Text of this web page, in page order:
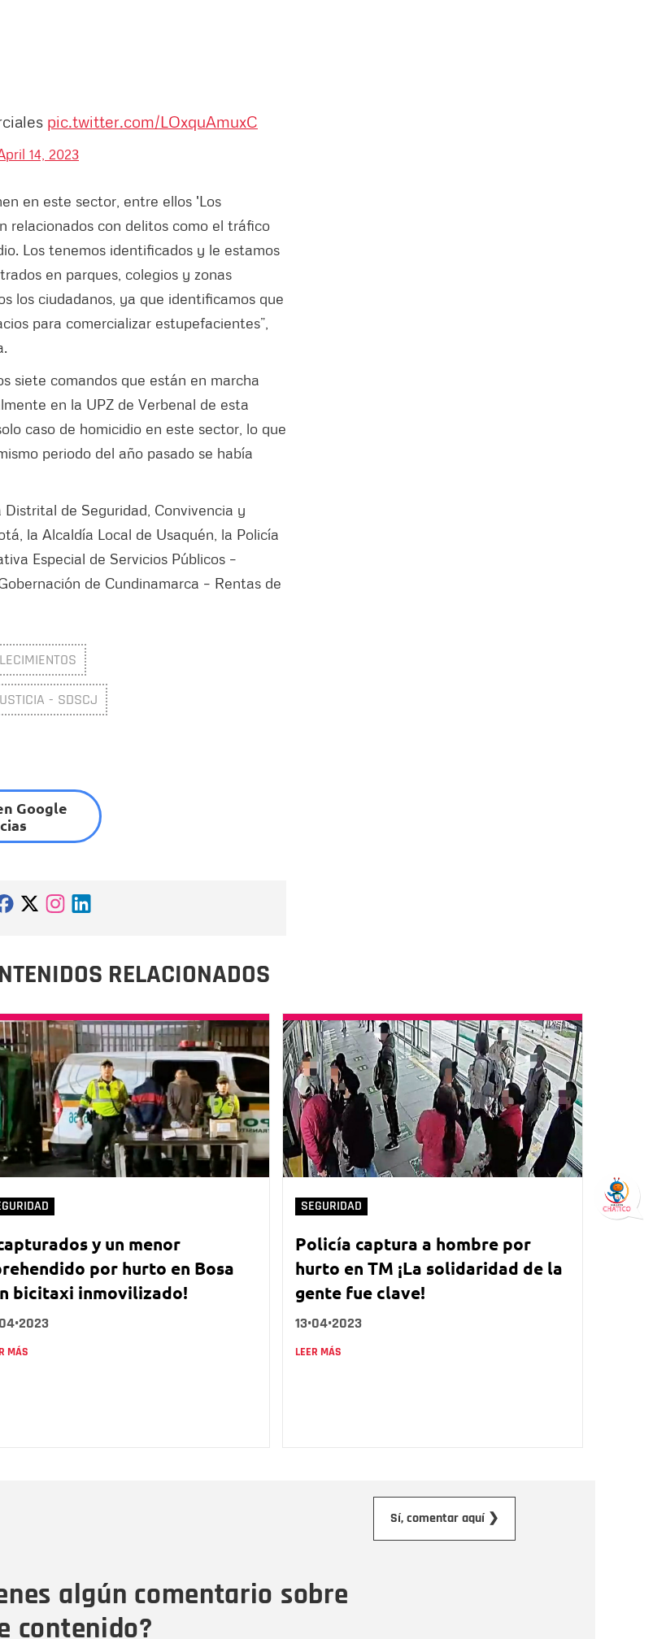
pic.twitter.com/LOxquAmuxC
14, 2023
en este sector, entre ellos 'Los
relacionados con delitos como el tráfico
Los tenemos identificados y le estamos
en parques, colegios y zonas
los ciudadanos, ya que identificamos que
para comercializar estupefacientes”,
siete comandos que están en marcha
en la UPZ de Verbenal de esta
caso de homicidio en este sector, lo que
periodo del año pasado se había
de Seguridad, Convivencia y
la Alcaldía Local de Usaquén, la Policía
Especial de Servicios Públicos –
de Cundinamarca – Rentas de
- SDSCJ
Google
RELACIONADOS
y un menor
por hurto en Bosa
bicitaxi inmovilizado!
MÁS
SEGURIDAD
Policía captura a hombre por
hurto en TM ¡La solidaridad de la
gente fue clave!
13•04•2023
LEER MÁS
algún comentario sobre
contenido?
Sí, comentar aquí ❯